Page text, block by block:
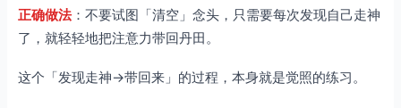
正确做法：不要试图「清空」念头，只需要每次发现自己走神
了，就轻轻地把注意力带回丹田。
这个「发现走神→带回来」的过程，本身就是觉照的练习。